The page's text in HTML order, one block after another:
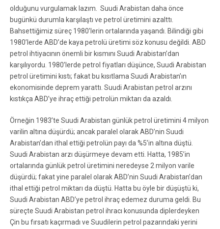
olduğunu vurgulamak lazım. Suudi Arabistan daha önce
bugünkü durumla karşılaştı ve petrol üretimini azalttı.
Bahsettiğimiz süreç 1980’lerin ortalarında yaşandı. Bilindiği gibi
1980’lerde ABD’de kaya petrolü üretimi söz konusu değildi. ABD
petrol ihtiyacının önemli bir kısmını Suudi Arabistan’dan
karşılıyordu. 1980’lerde petrol fiyatları düşünce, Suudi Arabistan
petrol üretimini kıstı; fakat bu kısıtlama Suudi Arabistan’ın
ekonomisinde deprem yarattı. Suudi Arabistan petrol arzını
kıstıkça ABD’ye ihraç ettiği petrolün miktarı da azaldı.
Örneğin 1983’te Suudi Arabistan günlük petrol üretimini 4 milyon
varilin altına düşürdü; ancak paralel olarak ABD’nin Suudi
Arabistan’dan ithal ettiği petrolün payı da %5’in altına düştü.
Suudi Arabistan arzı düşürmeye devam etti. Hatta, 1985’in
ortalarında günlük petrol üretimini neredeyse 2 milyon varile
düşürdü; fakat yine paralel olarak ABD’nin Suudi Arabistan’dan
ithal ettiği petrol miktarı da düştü. Hatta bu öyle bir düşüştü ki,
Suudi Arabistan ABD’ye petrol ihraç edemez duruma geldi. Bu
süreçte Suudi Arabistan petrol ihracı konusunda diplerdeyken
Çin bu fırsatı kaçırmadı ve Suudilerin petrol pazarındaki yerini